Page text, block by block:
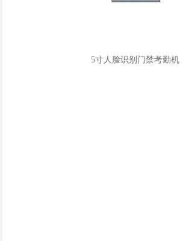
5寸人脸识别门禁考勤机